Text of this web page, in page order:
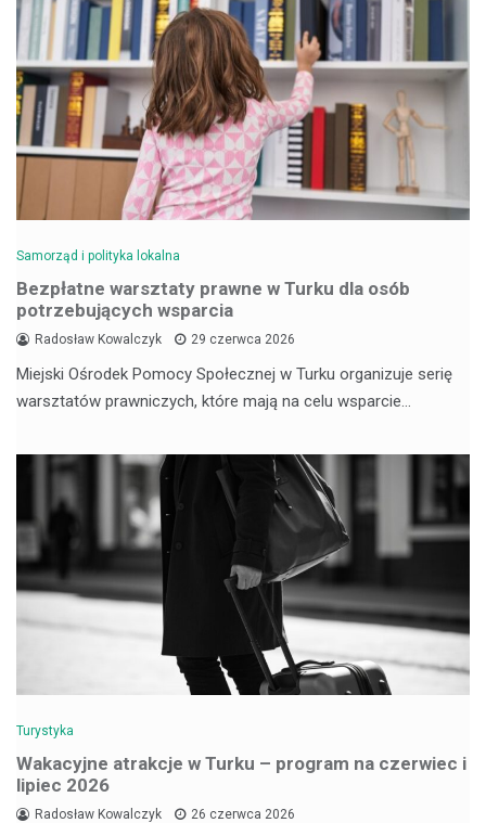
Samorząd i polityka lokalna
Bezpłatne warsztaty prawne w Turku dla osób
potrzebujących wsparcia
Radosław Kowalczyk 29 czerwca 2026
Miejski Ośrodek Pomocy Społecznej w Turku organizuje serię
warsztatów prawniczych, które mają na celu wsparcie…
Turystyka
Wakacyjne atrakcje w Turku – program na czerwiec i
lipiec 2026
Radosław Kowalczyk 26 czerwca 2026